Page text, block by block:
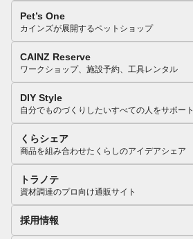
Pet’s One
カインズが展開するペットショップ
CAINZ Reserve
ワークショップ、施設予約、工具レンタル
DIY Style
自分でものづくりしたいすべての人をサポート
くらシェア
商品を組み合わせたくらしのアイデアシェア
トラノテ
資材調達のプロ向け通販サイト
採用情報